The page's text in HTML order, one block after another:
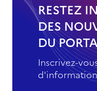
RESTEZ
DES
DU
Inscrivez-